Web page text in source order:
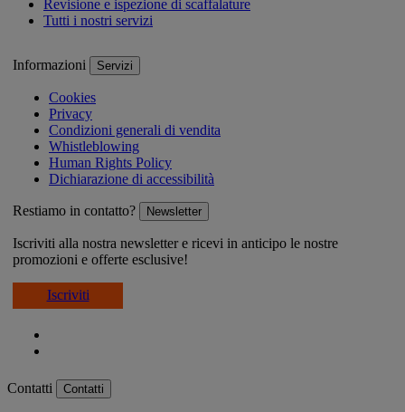
Revisione e ispezione di scaffalature
Tutti i nostri servizi
Informazioni Servizi
Cookies
Privacy
Condizioni generali di vendita
Whistleblowing
Human Rights Policy
Dichiarazione di accessibilità
Restiamo in contatto? Newsletter
Iscriviti alla nostra newsletter e ricevi in anticipo le nostre
promozioni e offerte esclusive!
Iscriviti
Contatti Contatti